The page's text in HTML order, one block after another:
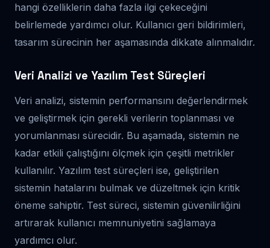
hangi özelliklerin daha fazla ilgi çekeceğini
belirlemede yardımcı olur. Kullanıcı geri bildirimleri,
tasarım sürecinin her aşamasında dikkate alınmalıdır.
Veri Analizi ve Yazılım Test Süreçleri
Veri analizi, sistemin performansını değerlendirmek
ve geliştirmek için gerekli verilerin toplanması ve
yorumlanması sürecidir. Bu aşamada, sistemin ne
kadar etkili çalıştığını ölçmek için çeşitli metrikler
kullanılır. Yazılım test süreçleri ise, geliştirilen
sistemin hatalarını bulmak ve düzeltmek için kritik
öneme sahiptir. Test süreci, sistemin güvenilirliğini
artırarak kullanıcı memnuniyetini sağlamaya
yardımcı olur.